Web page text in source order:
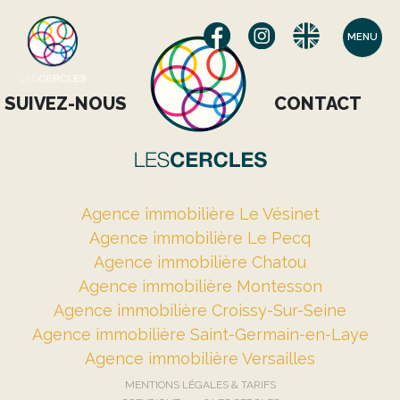
MENU
SUIVEZ-NOUS CONTACT
Agence immobilière Le Vésinet
Agence immobilière Le Pecq
Agence immobilière Chatou
Agence immobilière Montesson
Agence immobilière Croissy-Sur-Seine
Agence immobilière Saint-Germain-en-Laye
Agence immobilière Versailles
MENTIONS LÉGALES & TARIFS